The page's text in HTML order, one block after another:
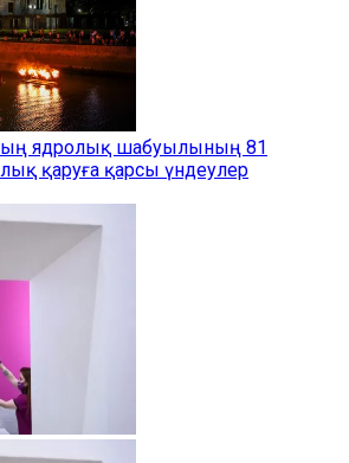
ядролық шабуылының 81
қаруға қарсы үндеулер